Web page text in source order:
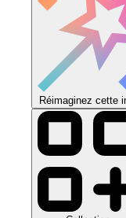
Réimaginez cette